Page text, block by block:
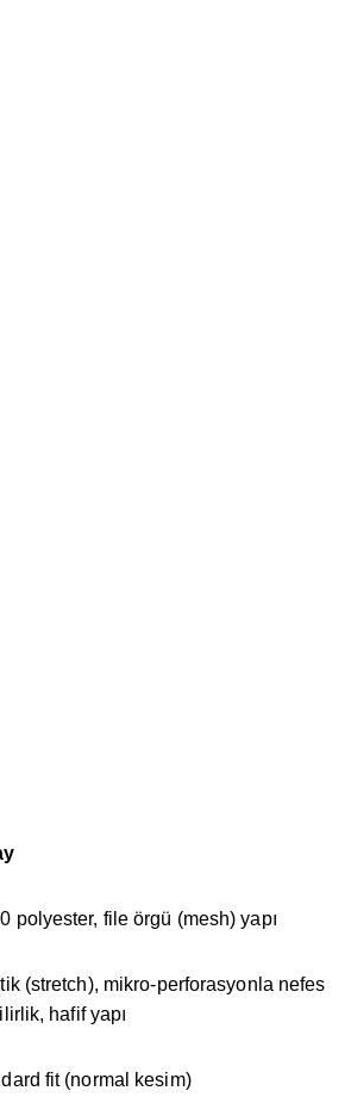
polyester, file örgü (mesh) yapı
(stretch), mikro-perforasyonla nefes
hafif yapı
fit (normal kesim)